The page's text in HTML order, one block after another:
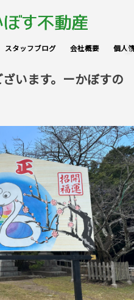
スタッフブログ 会社概要 個人
います。ーかぼすの